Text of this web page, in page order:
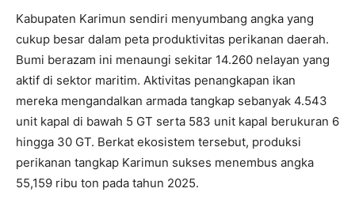
Kabupaten Karimun sendiri menyumbang angka yang
cukup besar dalam peta produktivitas perikanan daerah.
Bumi berazam ini menaungi sekitar 14.260 nelayan yang
aktif di sektor maritim. Aktivitas penangkapan ikan
mereka mengandalkan armada tangkap sebanyak 4.543
unit kapal di bawah 5 GT serta 583 unit kapal berukuran 6
hingga 30 GT. Berkat ekosistem tersebut, produksi
perikanan tangkap Karimun sukses menembus angka
55,159 ribu ton pada tahun 2025.